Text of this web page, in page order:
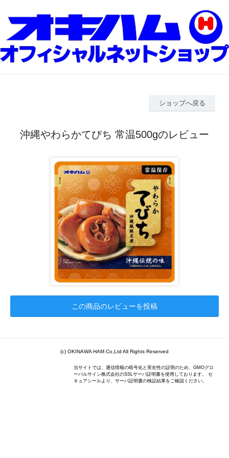
ショップへ戻る
沖縄やわらかてびち 常温500gのレビュー
この商品のレビューを投稿
(c) OKINAWA HAM Co,Ltd All Rights Reserved
当サイトでは、通信情報の暗号化と実在性の証明のため、GMOグロ
ーバルサイン株式会社のSSLサーバ証明書を使用しております。 セ
キュアシールより、サーバ証明書の検証結果をご確認ください。